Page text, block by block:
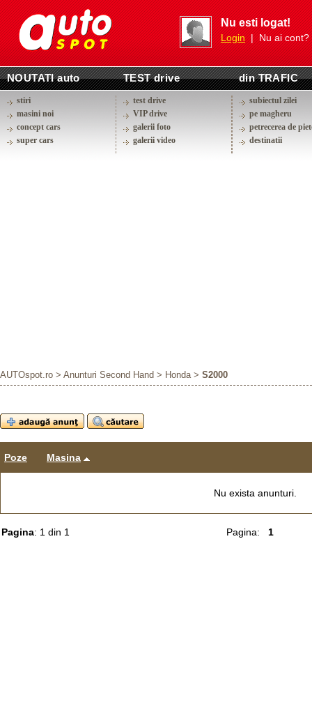
Nu esti logat!
Login| Nu ai cont?
NOUTATI auto TEST drive din TRAFIC
stiri
masini noi
concept cars
super cars
test drive
VIP drive
galerii foto
galerii video
subiectul zilei
pe magheru
petrecerea de
destinatii
AUTOspot.ro > Anunturi Second Hand > Honda> S2000
Poze Masina
Nu exista anunturi.
Pagina: 1 din 1 Pagina: 1